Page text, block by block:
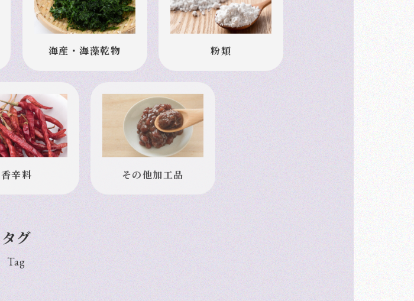
海産・海藻乾物 粉類
香辛料 その他加工品
タグ